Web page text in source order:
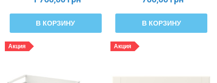
В КОРЗИНУ В КОРЗИНУ
Акция Акция